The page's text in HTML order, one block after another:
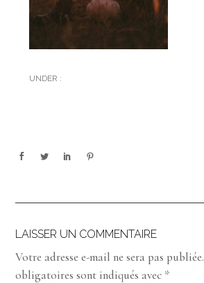
UNDER :
LAISSER UN COMMENTAIRE
Votre adresse e-mail ne sera pas publiée.
obligatoires sont indiqués avec *